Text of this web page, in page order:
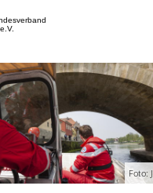
Foto: